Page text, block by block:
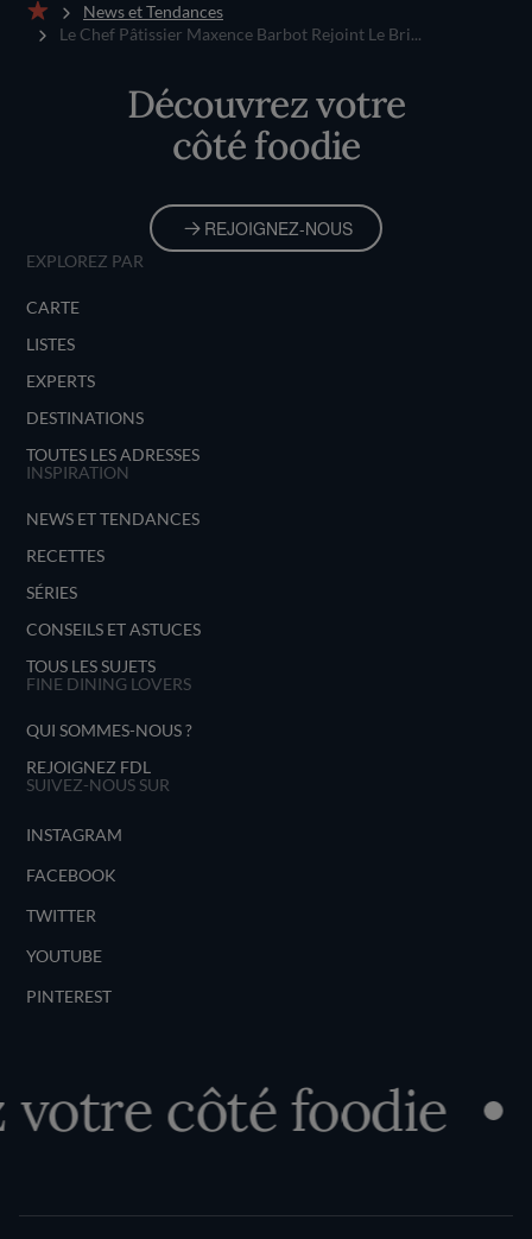
Accueil
News et Tendances
Le Chef Pâtissier Maxence Barbot Rejoint Le Bri...
Découvrez votre
côté foodie
REJOIGNEZ-NOUS
EXPLOREZ PAR
CARTE
LISTES
EXPERTS
DESTINATIONS
TOUTES LES ADRESSES
INSPIRATION
NEWS ET TENDANCES
RECETTES
SÉRIES
CONSEILS ET ASTUCES
TOUS LES SUJETS
FINE DINING LOVERS
QUI SOMMES-NOUS ?
REJOIGNEZ FDL
SUIVEZ-NOUS SUR
INSTAGRAM
FACEBOOK
TWITTER
YOUTUBE
PINTEREST
côté foodie